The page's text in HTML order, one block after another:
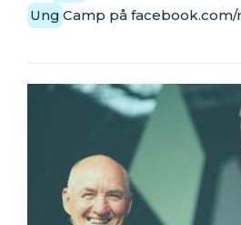
Ung Camp på